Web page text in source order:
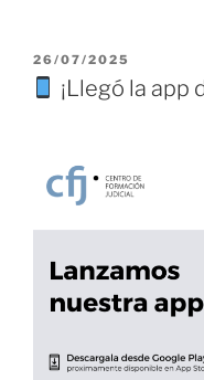
PUBLICADO
EL
26/07/2025
¡Llegó la app